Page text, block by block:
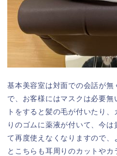
基本美容室は対面での会話が無
で、お客様にはマスクは必要無
トをすると髪の毛が付いたり
りのゴムに薬液が付いて、今
て再度使えなくなりますので、
とこちらも耳周りのカットや